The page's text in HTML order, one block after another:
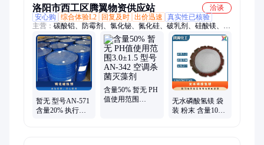
洛阳市西工区腾翼物资供应站
洽谈
安心购
综合体验L2 回复及时 出价迅速
真实性已核验
主营： 碳酸铝、防霉剂、氯化铋、氮化硅、破乳剂、硅酸镁、磷
酸铝、化学试剂、抗静电剂、乙酸乙酯、氢氧化镁、焦磷酸钠、
干燥通风、次磷酸镁、氯化氢乙醇、氯化氢甲醇、聚丙烯酸钾、
闪点提高剂、柴油降凝剂、硫代硫酸铵、聚丙烯酰胺、多聚磷酸
钠、25公斤纸板桶、硫代乙醇酸钠、高分子絮凝剂
暂无 型号AN-571
含量20% 执行质
含量50% 暂无 PH
值使用范围
无水磷酸氢镁 袋
装 粉末 含量100